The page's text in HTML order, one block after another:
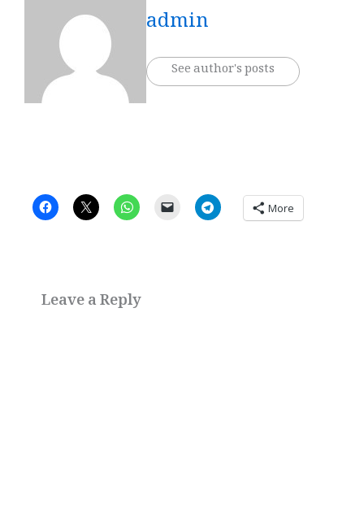
admin
See author's posts
More
Leave a Reply